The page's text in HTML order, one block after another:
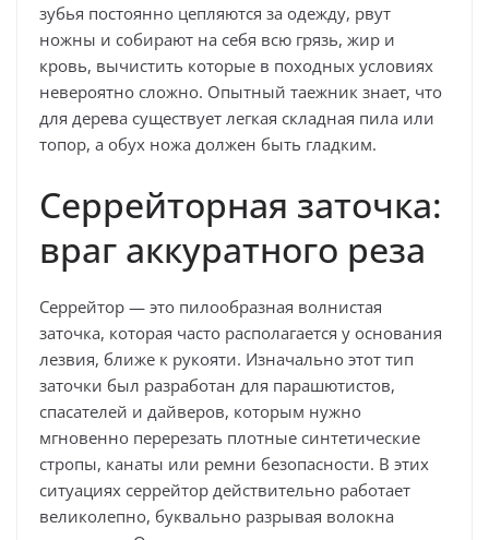
зубья постоянно цепляются за одежду, рвут
ножны и собирают на себя всю грязь, жир и
кровь, вычистить которые в походных условиях
невероятно сложно. Опытный таежник знает, что
для дерева существует легкая складная пила или
топор, а обух ножа должен быть гладким.
Серрейторная заточка:
враг аккуратного реза
Серрейтор — это пилообразная волнистая
заточка, которая часто располагается у основания
лезвия, ближе к рукояти. Изначально этот тип
заточки был разработан для парашютистов,
спасателей и дайверов, которым нужно
мгновенно перерезать плотные синтетические
стропы, канаты или ремни безопасности. В этих
ситуациях серрейтор действительно работает
великолепно, буквально разрывая волокна